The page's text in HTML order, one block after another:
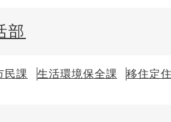
部
民課 生活環境保全課 移住定